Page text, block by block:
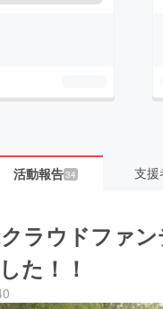
活動報告34 支援
ラウドファ
た！！